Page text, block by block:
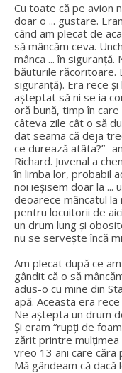
Cu toate că pe avion
doar o ... gustare.
când am plecat de
să mâncăm ceva.
mânca ... în
băuturile răcoritoare.
siguranță). Era rece
așteptat să ni se ia
oră bună, timp în
câteva zile cât o să
dat seama că deja
ce durează atâta?”-
Richard. Juvenal a
în limba lor, probabil
noi ieșisem doar la ...
deoarece mâncatul
pentru locuitorii de
un drum lung și
nu se servește încă
Am plecat după ce
gândit că o să
adus-o cu mine din
apă. Aceasta era
Ne aștepta un drum
Și eram “rupți de
zărit printre mulțimea
vreo 13 ani care căra
Mă gândeam că dacă